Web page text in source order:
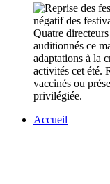
Quatre
auditionnés ce
adaptations à la
activités cet été.
vaccinés ou
privilégiée.
Accueil